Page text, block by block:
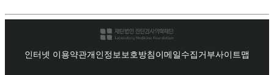
인터넷 이용약관개인정보보호방침이메일수집거부사이트맵